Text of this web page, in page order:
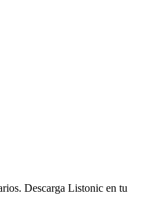
Descarga Listonic en tu